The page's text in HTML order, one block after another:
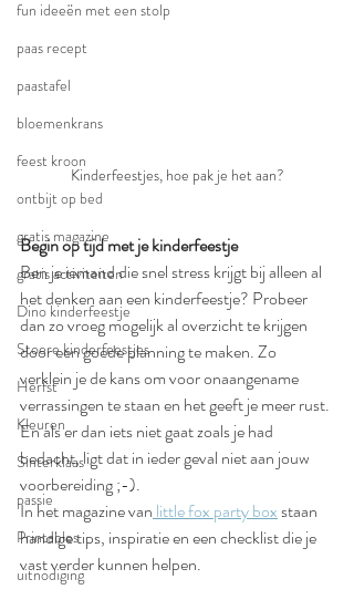
fun ideeën met een stolp
paas recept
paastafel
bloemenkrans
feest kroon
ontbijt op bed
gratis magazine
gratis activiteiten
Dino kinderfeestje
Stoere kinderfeestjes
Herfst
Kleuren
Sinterklaas
passie
Printables
uitnodiging
Kinderfeestjes, hoe pak je het aan?
Begin op tijd met je kinderfeestje
Ben je iemand die snel stress krijgt bij alleen al
het denken aan een kinderfeestje? Probeer
dan zo vroeg mogelijk al overzicht te krijgen
door een goede planning te maken. Zo
verklein je de kans om voor onaangename
verrassingen te staan en het geeft je meer rust.
En als er dan iets niet gaat zoals je had
bedacht, ligt dat in ieder geval niet aan jouw
voorbereiding ;-).
In het magazine van little fox party box staan
handige tips, inspiratie en een checklist die je
vast verder kunnen helpen.